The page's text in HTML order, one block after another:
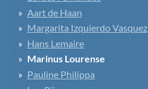
Aart de Haan
Margarita Izquierdo Vasquez
Hans Lemaire
Marinus Lourense
Pauline Philippa